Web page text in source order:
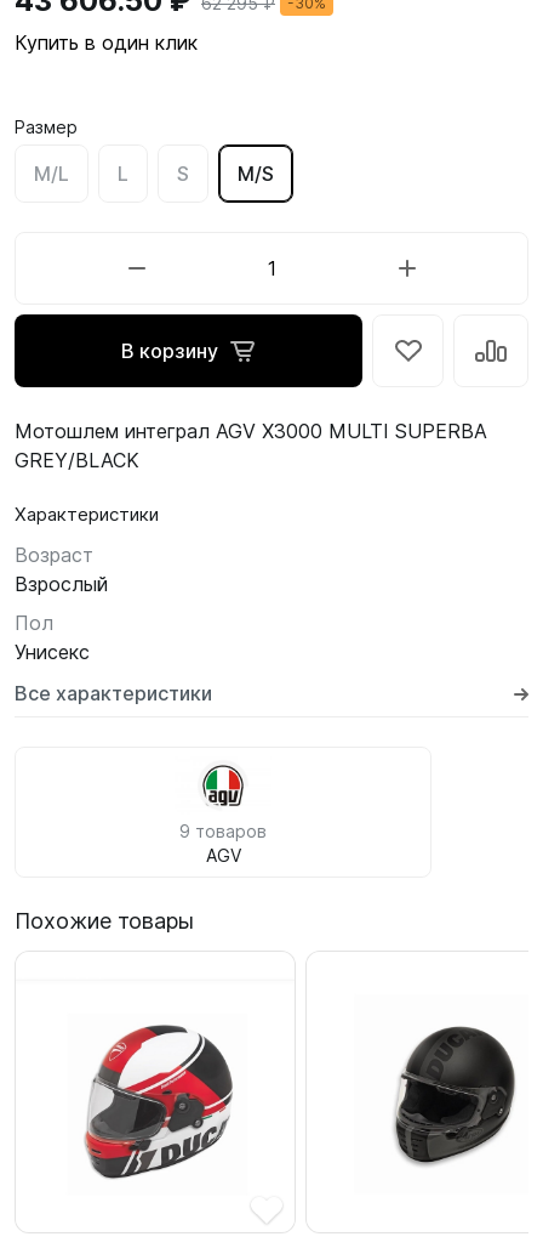
Купить в один клик
Размер
M/L L S M/S
В корзину
Мотошлем интеграл AGV X3000 MULTI SUPERBA
GREY/BLACK
Характеристики
Возраст
Взрослый
Пол
Унисекс
Все характеристики
9 товаров
AGV
Похожие товары